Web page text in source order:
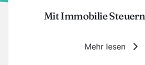
Mit Immobilie
Mehr lesen